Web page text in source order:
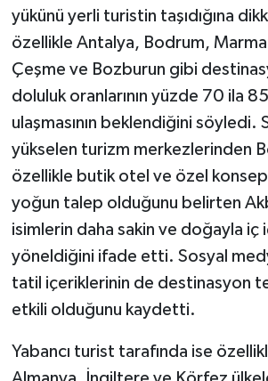
yükünü yerli turistin taşıdığına
özellikle Antalya, Bodrum,
Çeşme ve Bozburun gibi
doluluk oranlarının yüzde 70 ila
ulaşmasının beklendiğini söyledi.
yükselen turizm merkezlerinden
özellikle butik otel ve özel
yoğun talep olduğunu belirten
isimlerin daha sakin ve doğayla iç
yöneldiğini ifade etti. Sosyal
tatil içeriklerinin de destinasyon
etkili olduğunu kaydetti.
Yabancı turist tarafında ise